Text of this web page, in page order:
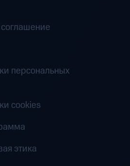
персональных
cookies
этика